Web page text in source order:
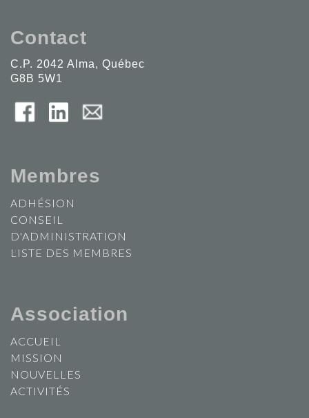
Association
ACCUEIL
MISSION
NOUVELLES
ACTIVITÉS
Membres
ADHÉSION
CONSEIL
D'ADMINISTRATION
LISTE DES MEMBRES
Contact
C.P. 2042 Alma, Québec
G8B 5W1